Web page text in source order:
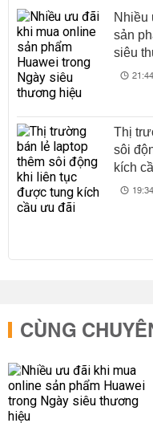
Nhiều
sản
siêu
Thị
sôi
kích
CÙNG